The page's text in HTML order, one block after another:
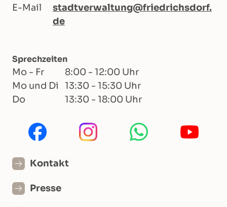
E-Mail
stadtverwaltung@friedrichsdorf.
de
Sprechzeiten
Mo - Fr
8:00 - 12:00 Uhr
Mo und Di
13:30 - 15:30 Uhr
Do
13:30 - 18:00 Uhr
Kontakt
Presse